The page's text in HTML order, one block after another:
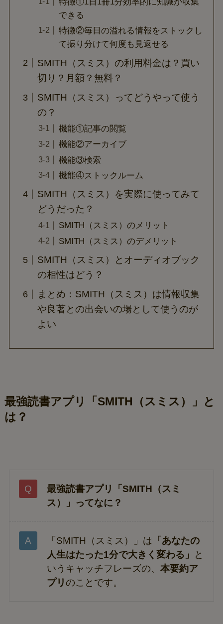
できる
特徴②毎日の溢れる情報をストックし
て振り分けて何度も見返せる
SMITH（スミス）の利用料金は？買い
切り？月額？無料？
SMITH（スミス）ってどうやって使う
の？
機能①記事の閲覧
機能②アーカイブ
機能③検索
機能④ストックルーム
SMITH（スミス）を実際に使ってみて
どうだった？
SMITH（スミス）のメリット
SMITH（スミス）のデメリット
SMITH（スミス）とオーディオブック
の相性はどう？
まとめ：SMITH（スミス）は情報収集
や良著との出会いの場として使うのが
よい
最強読書アプリ「SMITH（スミス）」と
は？
最強読書アプリ「SMITH（スミ
ス）」ってなに？
「SMITH（スミス）」は
「あなたの
人生はたった1分で大きく変わる」
と
いうキャッチフレーズの、本要約ア
プリのことです。